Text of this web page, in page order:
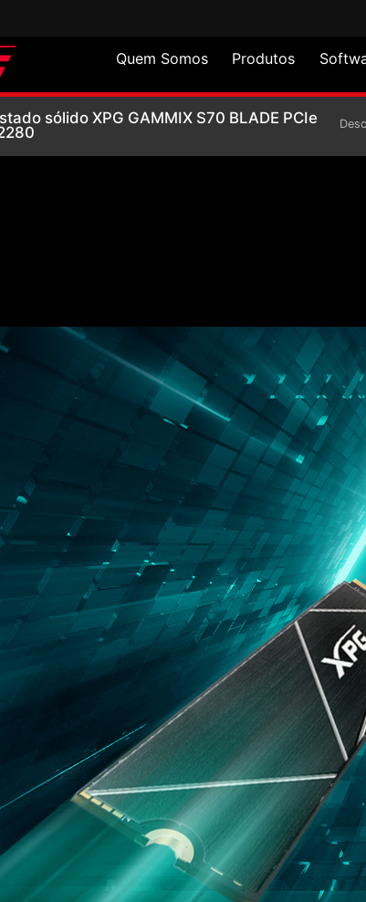
Quem Somos Produtos
de estado sólido
sólido XPG GAMMIX S70 BLADE PCIe